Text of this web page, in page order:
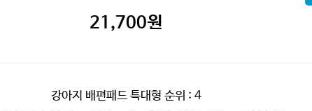
21,700원
강아지 배편패드 특대형 순위 : 4